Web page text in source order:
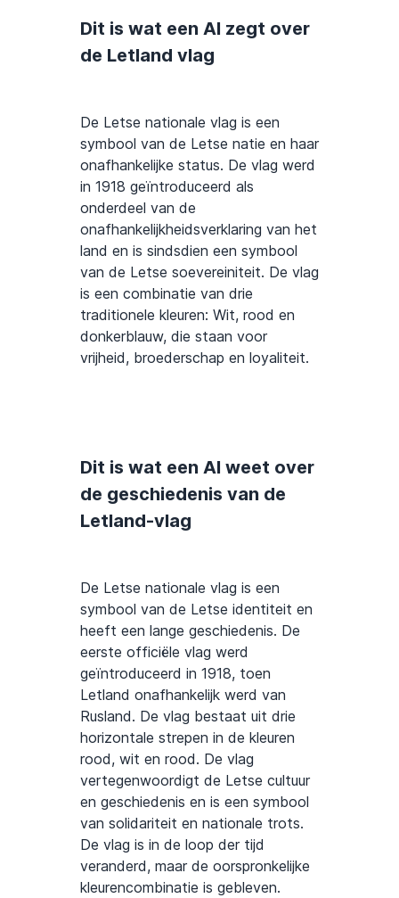
Dit is wat een AI zegt over
de Letland vlag
De Letse nationale vlag is een
symbool van de Letse natie en haar
onafhankelijke status. De vlag werd
in 1918 geïntroduceerd als
onderdeel van de
onafhankelijkheidsverklaring van het
land en is sindsdien een symbool
van de Letse soevereiniteit. De vlag
is een combinatie van drie
traditionele kleuren: Wit, rood en
donkerblauw, die staan voor
vrijheid, broederschap en loyaliteit.
Dit is wat een AI weet over
de geschiedenis van de
Letland-vlag
De Letse nationale vlag is een
symbool van de Letse identiteit en
heeft een lange geschiedenis. De
eerste officiële vlag werd
geïntroduceerd in 1918, toen
Letland onafhankelijk werd van
Rusland. De vlag bestaat uit drie
horizontale strepen in de kleuren
rood, wit en rood. De vlag
vertegenwoordigt de Letse cultuur
en geschiedenis en is een symbool
van solidariteit en nationale trots.
De vlag is in de loop der tijd
veranderd, maar de oorspronkelijke
kleurencombinatie is gebleven.